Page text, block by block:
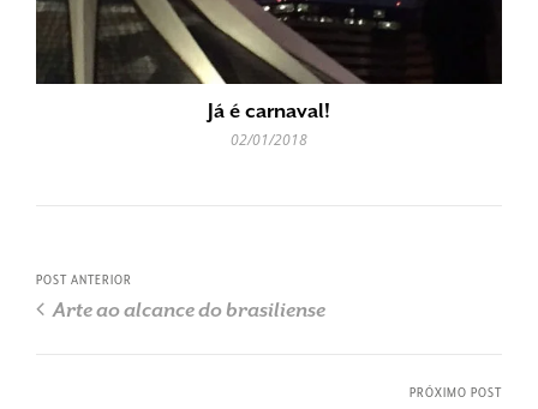
Já é carnaval!
02/01/2018
POST ANTERIOR
Arte ao alcance do brasiliense
PRÓXIMO POST